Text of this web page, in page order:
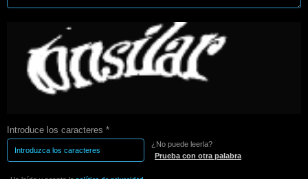
Introduce los caracteres *
¿No puede leerla?
Prueba con otra palabra